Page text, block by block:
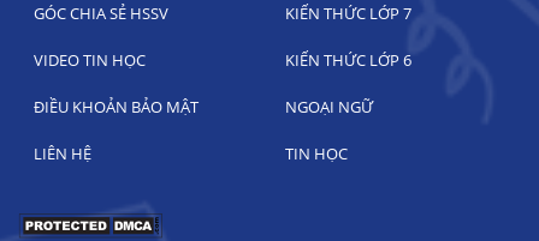
GÓC CHIA SẺ HSSV KIẾN THỨC LỚP 7
VIDEO TIN HỌC KIẾN THỨC LỚP 6
ĐIỀU KHOẢN BẢO MẬT NGOẠI NGỮ
LIÊN HỆ TIN HỌC